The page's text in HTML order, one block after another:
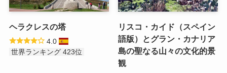
ヘラクレスの塔
4.0
世界ランキング 423位
リスコ・カイド（スペイン
語版）とグラン・カナリア
島の聖なる山々の文化的景
観